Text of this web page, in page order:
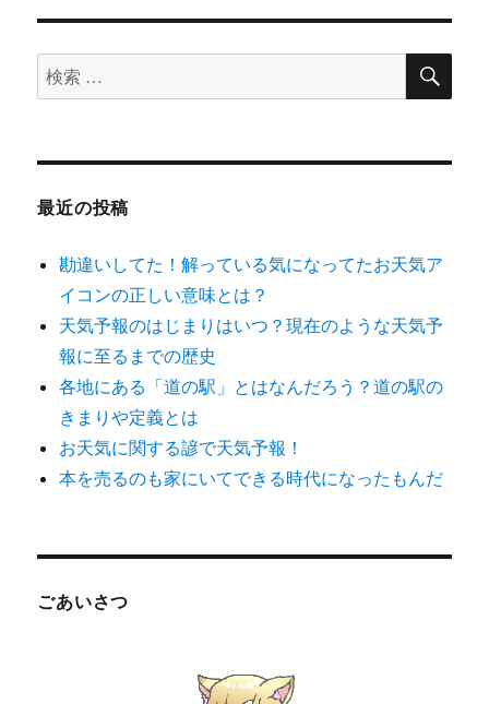
ー
シ
ン
検
索
象:
検
最近の投稿
勘違いしてた！解っている気になってたお天気ア
イコンの正しい意味とは？
天気予報のはじまりはいつ？現在のような天気予
報に至るまでの歴史
各地にある「道の駅」とはなんだろう？道の駅の
きまりや定義とは
お天気に関する諺で天気予報！
本を売るのも家にいてできる時代になったもんだ
ごあいさつ